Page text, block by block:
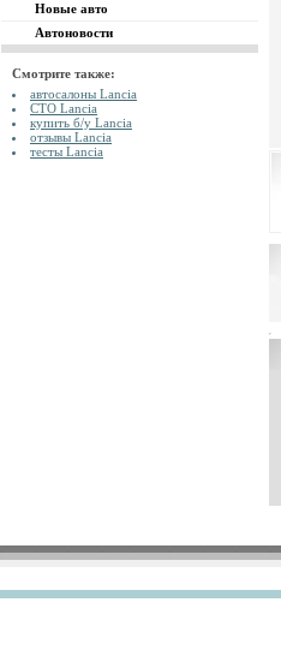
Новые авто
Автоновости
Смотрите также:
автосалоны Lancia
СТО Lancia
купить б/у Lancia
отзывы Lancia
тесты Lancia